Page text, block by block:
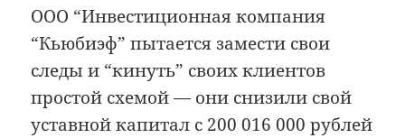
ООО “Инвестиционная компания
“Кьюбиэф” пытается замести свои
следы и “кинуть” своих клиентов
простой схемой — они снизили свой
уставной капитал с 200 016 000 рублей